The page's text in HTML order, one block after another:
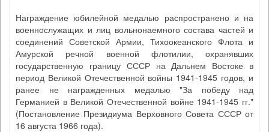
Награждение юбилейной медалью распространено и на
военнослужащих и лиц вольнонаемного состава частей и
соединений Советской Армии, Тихоокеанского Флота и
Амурской речной военной флотилии, охранявших
государственную границу СССР на Дальнем Востоке в
период Великой Отечественной войны 1941-1945 годов, и
ранее не награжденных медалью "За победу над
Германией в Великой Отечественной войне 1941-1945 гг."
(Постановление Президиума Верховного Совета СССР от
16 августа 1966 года).